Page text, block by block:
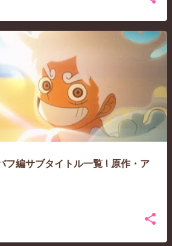
フ編サブタイトル一覧 | 原作・ア